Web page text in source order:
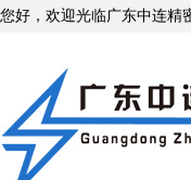
您好，欢迎光临广东中连精